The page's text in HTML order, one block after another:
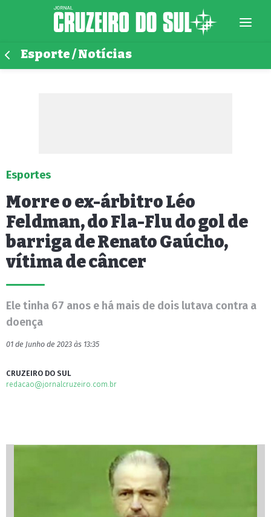
Esporte / Notícias
Esportes
Morre o ex-árbitro Léo
Feldman, do Fla-Flu do gol de
barriga de Renato Gaúcho,
vítima de câncer
Ele tinha 67 anos e há mais de dois lutava contra a
doença
01 de Junho de 2023 às 13:35
CRUZEIRO DO SUL
redacao@jornalcruzeiro.com.br